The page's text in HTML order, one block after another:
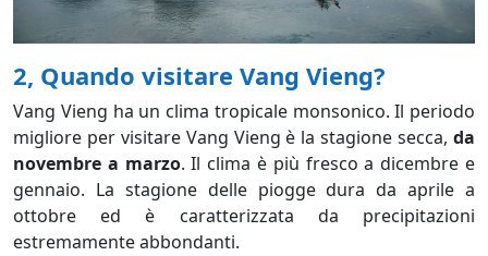
2, Quando visitare Vang Vieng?
Vang Vieng ha un clima tropicale monsonico. Il periodo
migliore per visitare Vang Vieng è la stagione secca, da
novembre a marzo. Il clima è più fresco a dicembre e
gennaio. La stagione delle piogge dura da aprile a
ottobre ed è caratterizzata da precipitazioni
estremamente abbondanti.